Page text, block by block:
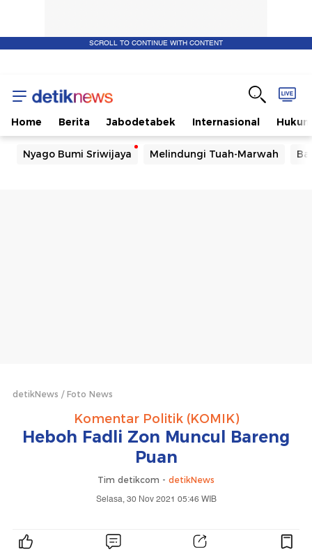
SCROLL TO CONTINUE WITH CONTENT
Home Berita Jabodetabek Internasional Hukum
Nyago Bumi Sriwijaya Melindungi Tuah-Marwah
detikNews Foto News
Komentar Politik (KOMIK)
Heboh Fadli Zon Muncul Bareng
Puan
Tim detikcom - detikNews
Selasa, 30 Nov 2021 05:46 WIB